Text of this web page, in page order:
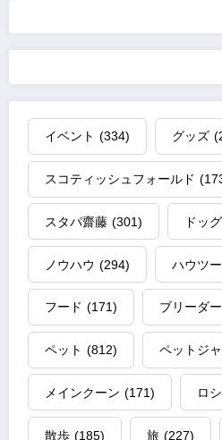
イベント (334) グッズ
スコティッシュフォールド
スタパ齋藤 (301) ドッ
ノウハウ (294) ハウツー
フード (171) ブリーダー
ペット (812) ペットジ
メインクーン (171) ロ
散歩 (185) 旅 (227)